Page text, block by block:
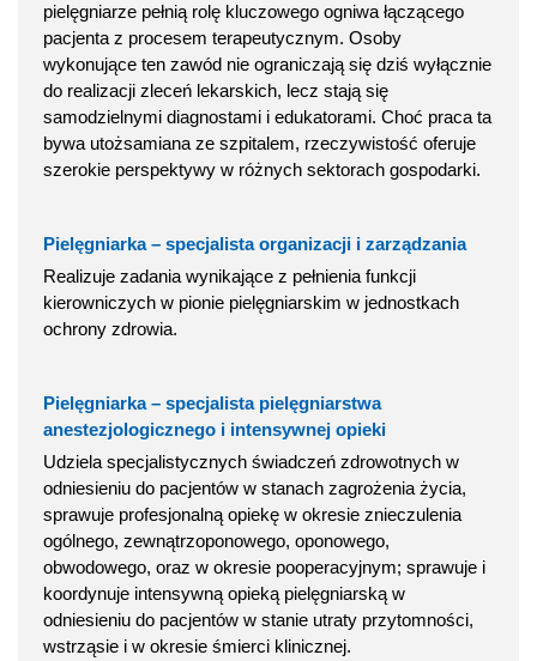
pielęgniarze pełnią rolę kluczowego ogniwa łączącego
pacjenta z procesem terapeutycznym. Osoby
wykonujące ten zawód nie ograniczają się dziś wyłącznie
do realizacji zleceń lekarskich, lecz stają się
samodzielnymi diagnostami i edukatorami. Choć praca ta
bywa utożsamiana ze szpitalem, rzeczywistość oferuje
szerokie perspektywy w różnych sektorach gospodarki.
Pielęgniarka – specjalista organizacji i zarządzania
Realizuje zadania wynikające z pełnienia funkcji
kierowniczych w pionie pielęgniarskim w jednostkach
ochrony zdrowia.
Pielęgniarka – specjalista pielęgniarstwa
anestezjologicznego i intensywnej opieki
Udziela specjalistycznych świadczeń zdrowotnych w
odniesieniu do pacjentów w stanach zagrożenia życia,
sprawuje profesjonalną opiekę w okresie znieczulenia
ogólnego, zewnątrzoponowego, oponowego,
obwodowego, oraz w okresie pooperacyjnym; sprawuje i
koordynuje intensywną opieką pielęgniarską w
odniesieniu do pacjentów w stanie utraty przytomności,
wstrząsie i w okresie śmierci klinicznej.